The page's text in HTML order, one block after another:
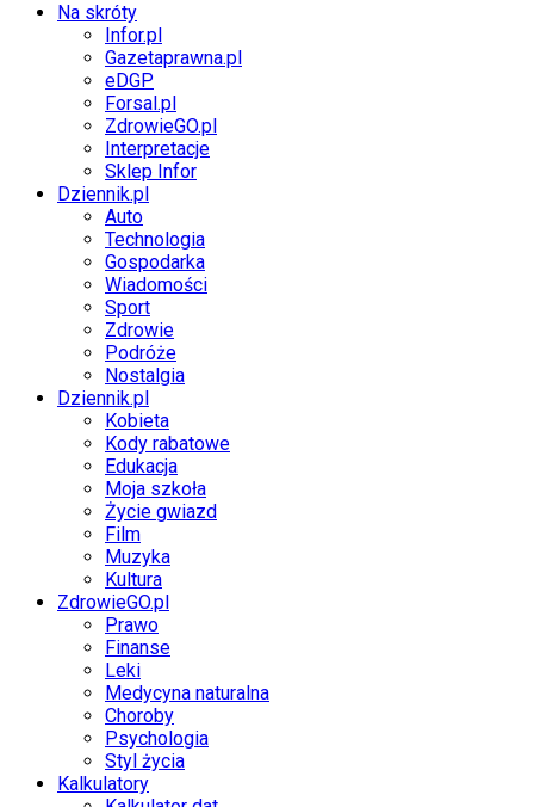
Na skróty
Infor.pl
Gazetaprawna.pl
eDGP
Forsal.pl
ZdrowieGO.pl
Interpretacje
Sklep Infor
Dziennik.pl
Auto
Technologia
Gospodarka
Wiadomości
Sport
Zdrowie
Podróże
Nostalgia
Dziennik.pl
Kobieta
Kody rabatowe
Edukacja
Moja szkoła
Życie gwiazd
Film
Muzyka
Kultura
ZdrowieGO.pl
Prawo
Finanse
Leki
Medycyna naturalna
Choroby
Psychologia
Styl życia
Kalkulatory